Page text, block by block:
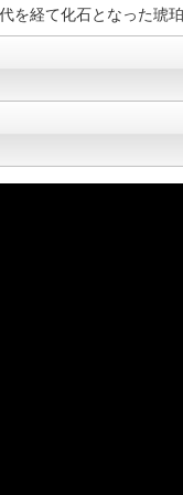
を経て化石となった琥